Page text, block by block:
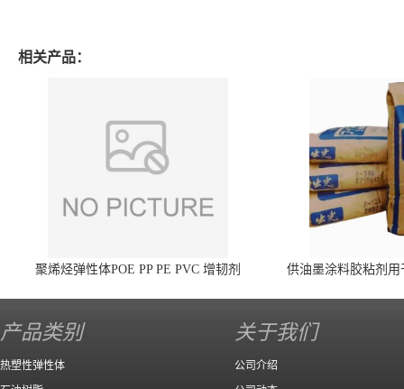
相关产品：
聚烯烃弹性体POE PP PE PVC 增韧剂
供油墨涂料胶粘剂
产品类别
热塑性弹性体
关于我们
公司介绍